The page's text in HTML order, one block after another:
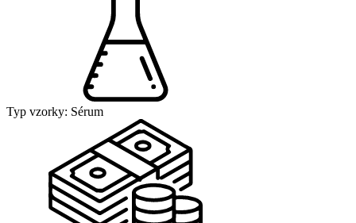
Typ vzorky: Sérum